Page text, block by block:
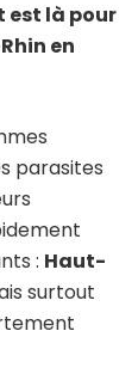
est là pour
en
parasites
: Haut-
surtout